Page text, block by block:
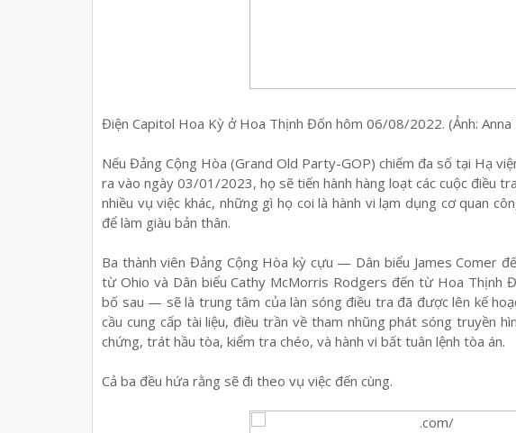
Điện Capitol Hoa Kỳ ở Hoa Thịnh Đốn hôm 06/08/2022. (Ảnh:
Nếu Đảng Cộng Hòa (Grand Old Party-GOP) chiếm đa số tại Hạ
ra vào ngày 03/01/2023, họ sẽ tiến hành hàng loạt các cuộc điều
nhiều vụ việc khác, những gì họ coi là hành vi lạm dụng cơ quan
để làm giàu bản thân.
Ba thành viên Đảng Cộng Hòa kỳ cựu — Dân biểu James Comer
từ Ohio và Dân biểu Cathy McMorris Rodgers đến từ Hoa Thịnh
bố sau — sẽ là trung tâm của làn sóng điều tra đã được lên kế
cầu cung cấp tài liệu, điều trần về tham nhũng phát sóng truyền
chứng, trát hầu tòa, kiểm tra chéo, và hành vi bất tuân lệnh tòa án.
Cả ba đều hứa rằng sẽ đi theo vụ việc đến cùng.